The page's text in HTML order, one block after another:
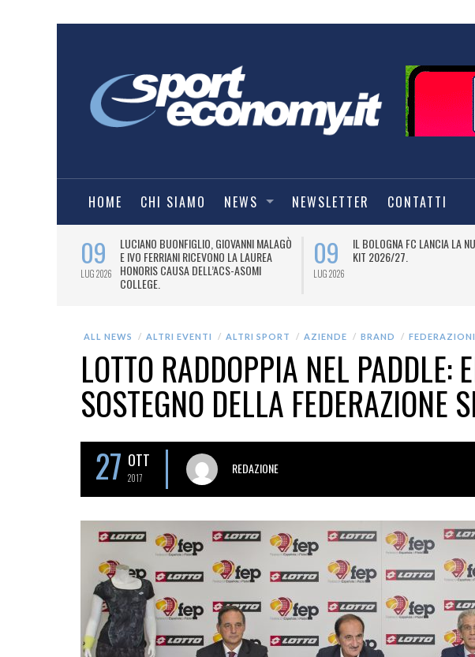
HOME CHI SIAMO NEWS NEWSLETTER CONTATTI
09
LUG 2026
LUCIANO BUONFIGLIO, GIOVANNI MALAGÒ
E IVO FERRIANI RICEVONO LA LAUREA
HONORIS CAUSA DELL’ACS-ASOMI
COLLEGE.
09
LUG 2026
IL BOLOGNA FC LANCIA LA
KIT 2026/27.
ALL NEWS ALTRI EVENTI ALTRI SPORT AZIENDE BRAND FEDERAZIONI
LOTTO RADDOPPIA NEL PADDLE:
SOSTEGNO DELLA FEDERAZIONE
27 OTT
2017
REDAZIONE